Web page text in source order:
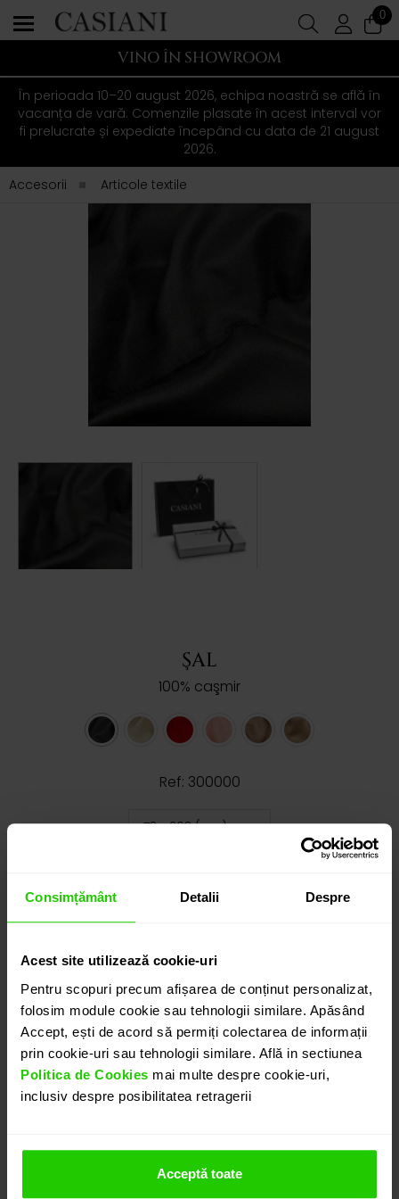
Consimțământ Detalii Despre
Acest site utilizează cookie-uri
Pentru scopuri precum afișarea de conținut personalizat,
folosim module cookie sau tehnologii similare. Apăsând
Accept, ești de acord să permiți colectarea de informații
prin cookie-uri sau tehnologii similare. Află in sectiunea
Politica de Cookies mai multe despre cookie-uri,
inclusiv despre posibilitatea retragerii
Acceptă toate
0
VINO ÎN SHOWROOM
În perioada 10–20 august 2026, echipa noastră se află în
vacanța de vară. Comenzile plasate în acest interval vor
fi prelucrate și expediate începând cu data de 21 august
2026.
Accesorii
Articole textile
ŞAL
100% caşmir
Ref: 300000
700lei
ADAUGĂ ÎN COȘ
PROGRAMEAZĂ O ÎNTÂLNIRE
DETALII
ŞAL CASIANI - 100% CAŞMIR
Am selectat cu atenţie după indelungi căutari